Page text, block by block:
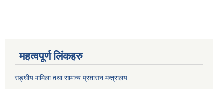
महत्वपूर्ण लिंकहरु
सङ्घीय मामिला तथा सामान्य प्रशासन मन्त्रालय